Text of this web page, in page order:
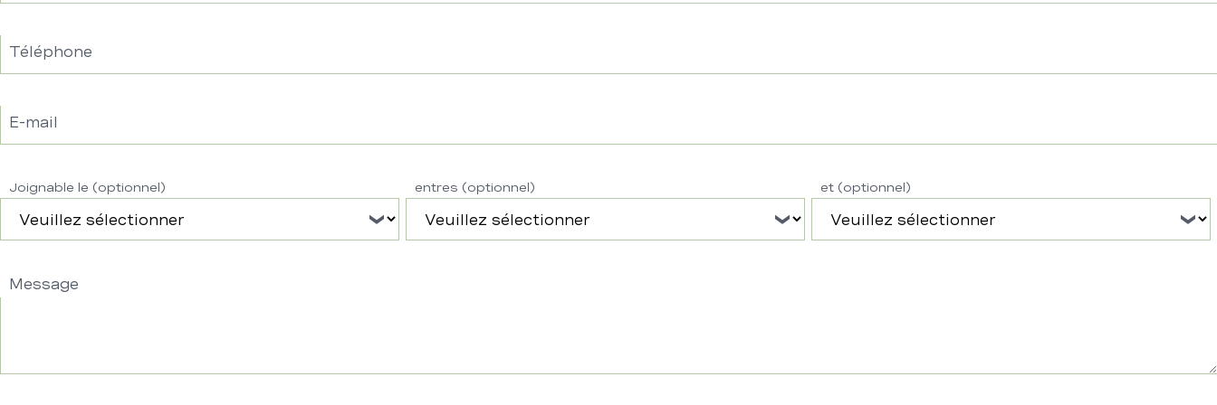
Téléphone
E-mail
Joignable le (optionnel) entres (optionnel) et (optionnel)
Message